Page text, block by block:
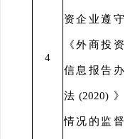
4
资企业遵守
《外商投资
信息报告办
法(2020)》
情况的监督